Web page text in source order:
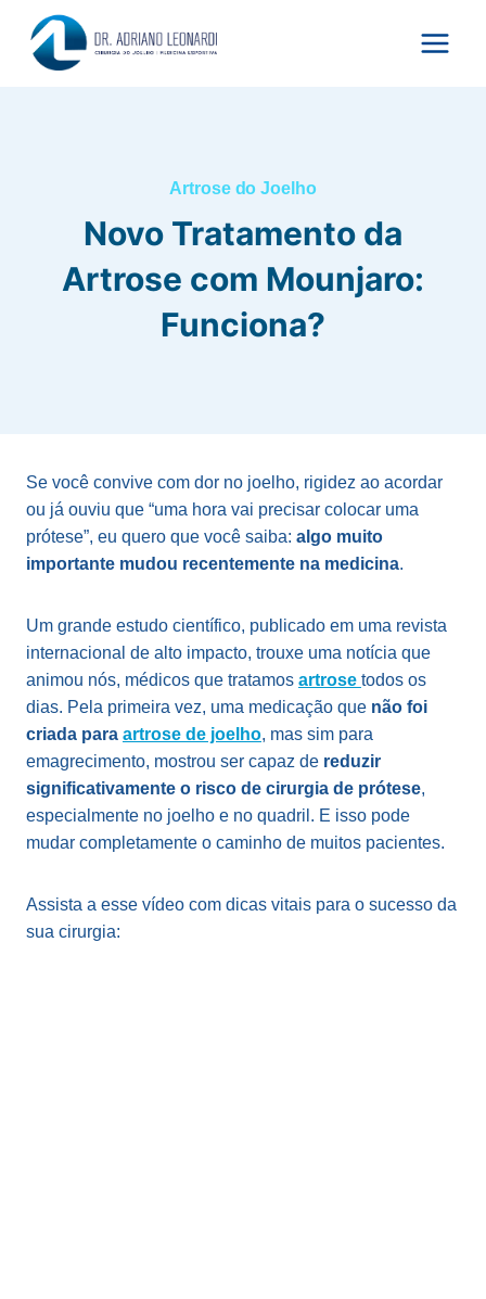
para
Artrose do Joelho
Novo Tratamento da
Artrose com Mounjaro:
Funciona?
Se você convive com dor no joelho, rigidez ao acordar
ou já ouviu que “uma hora vai precisar colocar uma
prótese”, eu quero que você saiba: algo muito
importante mudou recentemente na medicina.
Um grande estudo científico, publicado em uma revista
internacional de alto impacto, trouxe uma notícia que
animou nós, médicos que tratamos artrose todos os
dias. Pela primeira vez, uma medicação que não foi
criada para artrose de joelho, mas sim para
emagrecimento, mostrou ser capaz de reduzir
significativamente o risco de cirurgia de prótese,
especialmente no joelho e no quadril. E isso pode
mudar completamente o caminho de muitos pacientes.
Assista a esse vídeo com dicas vitais para o sucesso da
sua cirurgia: